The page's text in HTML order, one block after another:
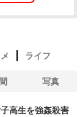
ライフ
写真
高生を強姦殺害